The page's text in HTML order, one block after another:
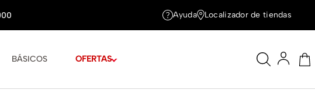
BÁSICOS OFERTAS
Ayuda Localizador de tiendas